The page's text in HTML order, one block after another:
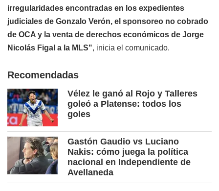
irregularidades encontradas en los expedientes
judiciales de Gonzalo Verón, el sponsoreo no cobrado
de OCA y la venta de derechos económicos de Jorge
Nicolás Figal a la MLS", inicia el comunicado.
Recomendadas
Vélez le ganó al Rojo y Talleres
goleó a Platense: todos los
goles
Gastón Gaudio vs Luciano
Nakis: cómo juega la política
nacional en Independiente de
Avellaneda